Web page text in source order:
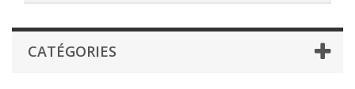
CATÉGORIES